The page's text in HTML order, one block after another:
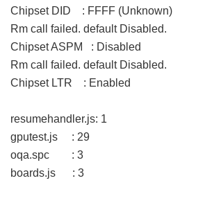
Chipset DID : FFFF (Unknown)
Rm call failed. default Disabled.
Chipset ASPM : Disabled
Rm call failed. default Disabled.
Chipset LTR : Enabled
resumehandler.js: 1
gputest.js : 29
oqa.spc : 3
boards.js : 3